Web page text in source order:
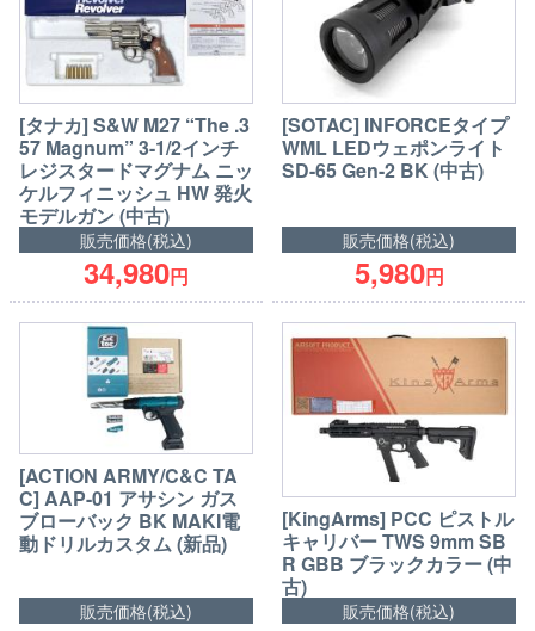
[タナカ] S&W M27 “The .3
57 Magnum” 3-1/2インチ
レジスタードマグナム ニッ
ケルフィニッシュ HW 発火
モデルガン (中古)
販売価格(税込)
34,980円
[SOTAC] INFORCEタイプ
WML LEDウェポンライト
SD-65 Gen-2 BK (中古)
販売価格(税込)
5,980円
[ACTION ARMY/C&C TA
C] AAP-01 アサシン ガス
ブローバック BK MAKI電
動ドリルカスタム (新品)
販売価格(税込)
[KingArms] PCC ピストル
キャリバー TWS 9mm SB
R GBB ブラックカラー (中
古)
販売価格(税込)